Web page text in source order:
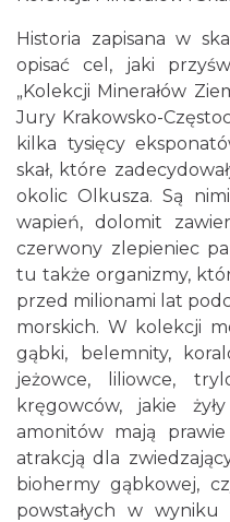
Historia zapisana w
opisać cel, jaki
„Kolekcji Minerałów
Jury Krakowsko-
kilka tysięcy
skał, które
okolic Olkusza. Są
wapień, dolomit
czerwony zlepieniec
tu także organizmy,
przed milionami lat
morskich. W kolekcji
gąbki, belemnity,
jeżowce, liliowce,
kręgowców, jakie
amonitów mają
atrakcją dla
biohermy gąbkowej,
powstałych w